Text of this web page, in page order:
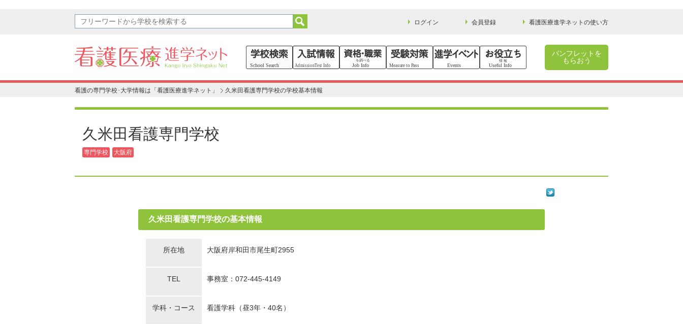
ログイン 会員登録 看護医療進学ネットの使い方
パンフレットを
もらおう
看護の専門学校･大学情報は「看護医療進学ネット」 久米田看護専門学校の学校基本情報
久米田看護専門学校
専門学校 大阪府
久米田看護専門学校の基本情報
所在地 大阪府岸和田市尾生町2955
TEL 事務室：072-445-4149
学科・コース 看護学科（昼3年・40名）